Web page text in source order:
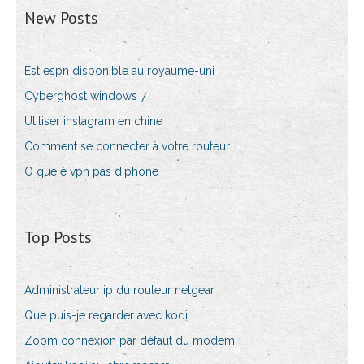
New Posts
Est espn disponible au royaume-uni
Cyberghost windows 7
Utiliser instagram en chine
Comment se connecter à votre routeur
O que é vpn pas diphone
Top Posts
Administrateur ip du routeur netgear
Que puis-je regarder avec kodi
Zoom connexion par défaut du modem